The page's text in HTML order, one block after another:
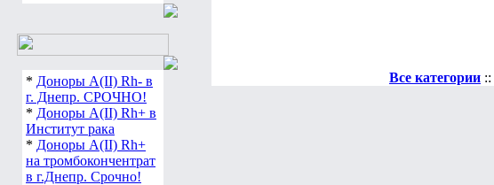
* Доноры А(ІІ) Rh- в
г. Днепр. СРОЧНО!
* Доноры А(ІІ) Rh+ в
Институт рака
* Доноры А(ІІ) Rh+
на тромбокончентрат
в г.Днепр. Срочно!
Все категории ::